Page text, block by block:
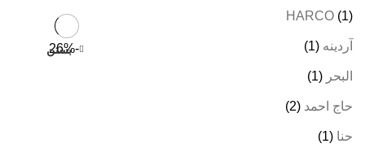
HARCO (1)
آردینه (1)
البحر (1)
حاج احمد (2)
حنا (1)
-26% بستن